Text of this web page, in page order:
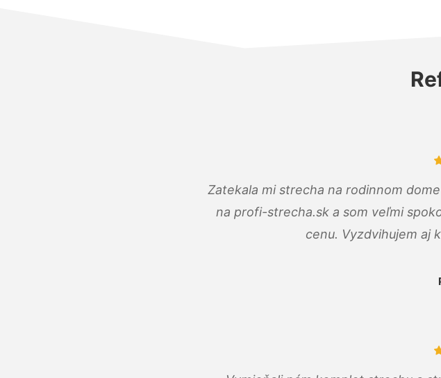
Zatekala mi strecha na rodinnom
na profi-strecha.sk a som veľmi
cenu. Vyzdvihujem aj